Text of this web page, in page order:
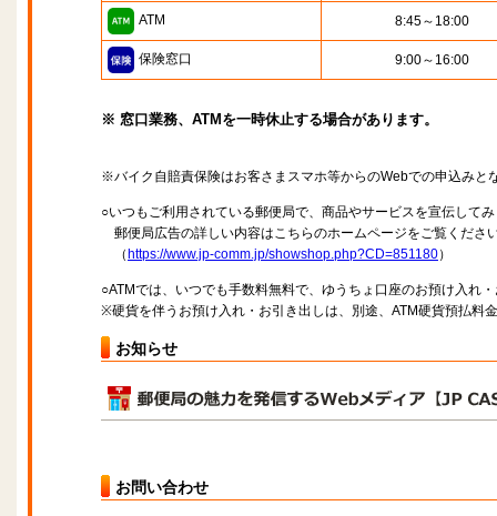
ATM 8:45～18:00
保険窓口 9:00～16:00
※ 窓口業務、ATMを一時休止する場合があります。
※バイク自賠責保険はお客さまスマホ等からのWebでの申込みと
○いつもご利用されている郵便局で、商品やサービスを宣伝して
郵便局広告の詳しい内容はこちらのホームページをご覧くださ
（ https://www.jp-comm.jp/showshop.php?CD=851180）
○ATMでは、いつでも手数料無料で、ゆうちょ口座のお預け入れ
※硬貨を伴うお預け入れ・お引き出しは、別途、ATM硬貨預払料
お知らせ
お問い合わせ